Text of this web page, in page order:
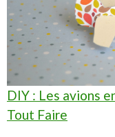
DIY : Les avions
Tout Faire